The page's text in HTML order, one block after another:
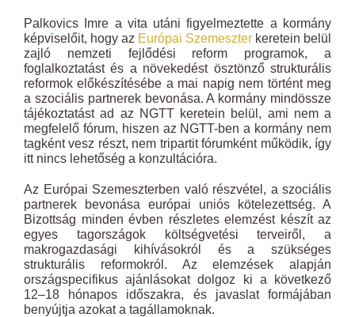
Palkovics Imre a vita utáni figyelmeztette a kormány
képviselőit, hogy az Európai Szemeszter keretein belül
zajló nemzeti fejlődési reform programok, a
foglalkoztatást és a növekedést ösztönző strukturális
reformok előkészítésébe a mai napig nem történt meg
a szociális partnerek bevonása. A kormány mindössze
tájékoztatást ad az NGTT keretein belül, ami nem a
megfelelő fórum, hiszen az NGTT-ben a kormány nem
tagként vesz részt, nem tripartit fórumként működik, így
itt nincs lehetőség a konzultációra.
Az Európai Szemeszterben való részvétel, a szociális
partnerek bevonása európai uniós kötelezettség. A
Bizottság minden évben részletes elemzést készít az
egyes tagországok költségvetési terveiről, a
makrogazdasági kihívásokról és a szükséges
strukturális reformokról. Az elemzések alapján
országspecifikus ajánlásokat dolgoz ki a következő
12–18 hónapos időszakra, és javaslat formájában
benyújtja azokat a tagállamoknak.